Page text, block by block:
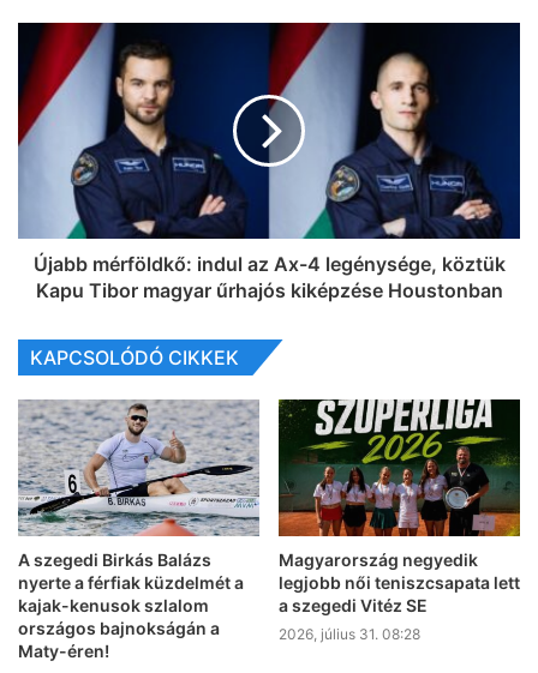
Újabb mérföldkő: indul az Ax-4 legénysége, köztük
Kapu Tibor magyar űrhajós kiképzése Houstonban
KAPCSOLÓDÓ CIKKEK
A szegedi Birkás Balázs
nyerte a férfiak küzdelmét a
kajak-kenusok szlalom
országos bajnokságán a
Maty-éren!
Magyarország negyedik
legjobb női teniszcsapata lett
a szegedi Vitéz SE
2026, július 31. 08:28